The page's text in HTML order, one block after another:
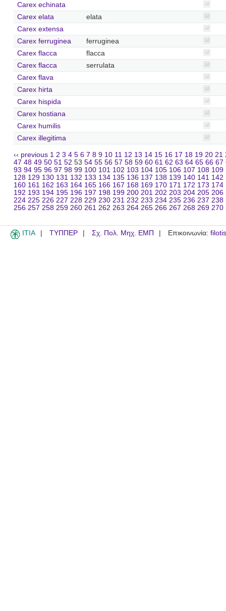
Carex echinata
Carex elata
elata
Carex extensa
Carex ferruginea
ferruginea
Carex flacca
flacca
Carex flacca
serrulata
Carex flava
Carex hirta
Carex hispida
Carex hostiana
Carex humilis
Carex illegitima
‹‹ previous 1 2 3 4 5 6 7 8 9 10 11 12 13 14 15 16 17 18 19 20 21
47 48 49 50 51 52 53 54 55 56 57 58 59 60 61 62 63 64 65 66 67
93 94 95 96 97 98 99 100 101 102 103 104 105 106 107 108 109
128 129 130 131 132 133 134 135 136 137 138 139 140 141 142
160 161 162 163 164 165 166 167 168 169 170 171 172 173 174
192 193 194 195 196 197 198 199 200 201 202 203 204 205 206
224 225 226 227 228 229 230 231 232 233 234 235 236 237 238
256 257 258 259 260 261 262 263 264 265 266 267 268 269 270
ITIA ΤΥΠΠΕΡ Σχ. Πολ. Μηχ. ΕΜΠ Επικοινωνία: